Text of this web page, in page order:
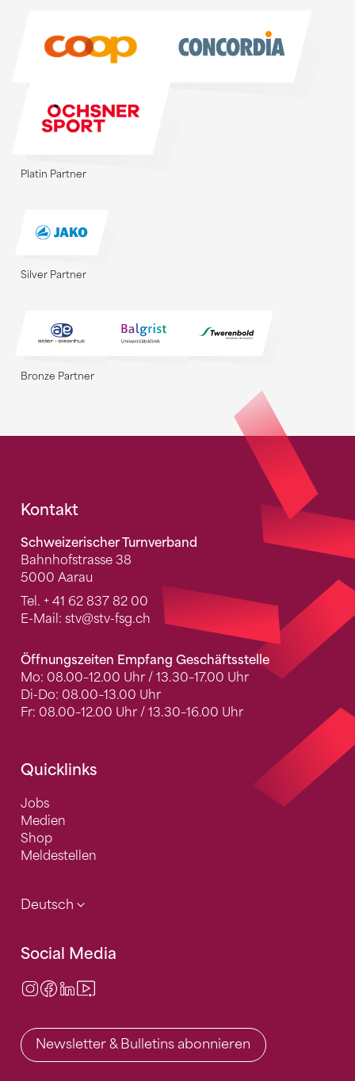
Platin Partner
Silver Partner
Bronze Partner
Fusszeile
Kontakt
Schweizerischer Turnverband
Bahnhofstrasse 38
5000 Aarau
Tel. + 41 62 837 82 00
E-Mail: stv@stv-fsg.ch
Öffnungszeiten Empfang Geschäftsstelle
Mo: 08.00–12.00 Uhr / 13.30–17.00 Uhr
Di-Do: 08.00–13.00 Uhr
Fr: 08.00–12.00 Uhr / 13.30–16.00 Uhr
Quicklinks
Jobs
Medien
Shop
Meldestellen
Deutsch
Social Media
Instagram
Facebook
LinkedIn
Newsletter & Bulletins abonnieren